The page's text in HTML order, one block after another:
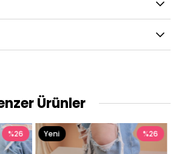
Ürünler
%26 %26